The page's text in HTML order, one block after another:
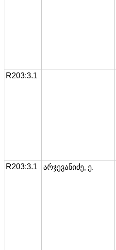
R203:3.1
R203:3.1 არჯევანიძე, ე.